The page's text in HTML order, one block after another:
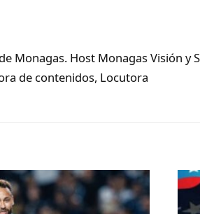
Monagas. Host Monagas Visión y
de contenidos, Locutora